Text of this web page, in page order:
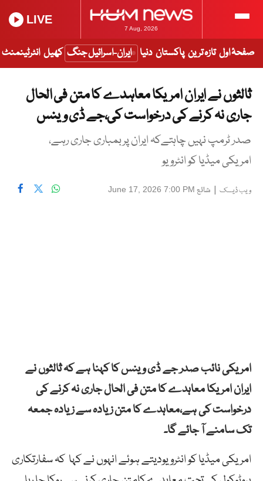
7 Aug, 2026
LIVE
صفحۂ اول تازہ ترین پاکستان دنیا ایران-اسرائیل جنگ کھیل انٹرٹینمنٹ
ثالثوں نے ایران امریکا معاہدے کا متن فی الحال
جاری نہ کرنے کی درخواست کی،جے ڈی وینس
صدر ٹرمپ نہیں چاہتےکہ ایران پربمباری جاری رہے،
امریکی میڈیا کو انٹرویو
ویب ڈیسک | شائع June 17, 2026 7:00 PM
امریکی نائب صدر جے ڈی وینس کا کہنا ہے کہ ثالثوں نے
ایران امریکا معاہدے کا متن فی الحال جاری نہ کرنے کی
درخواست کی ہے،معاہدے کا متن زیادہ سے زیادہ جمعہ
تک سامنے آ جائے گا۔
امریکی میڈیا کو انٹرویودیتے ہوئے انہوں نے کہا کہ سفارتکاری